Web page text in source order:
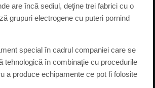
are încă sediul, deţine trei fabrici cu o
grupuri electrogene cu puteri pornind
special în cadrul companiei care se
tehnologică în combinaţie cu procedurile
a produce echipamente ce pot fi folosite